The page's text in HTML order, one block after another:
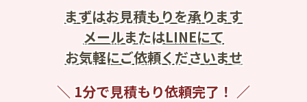
まずはお見積もりを承ります
メールまたはLINEにて
お気軽にご依頼くださいませ
1分で見積もり依頼完了！